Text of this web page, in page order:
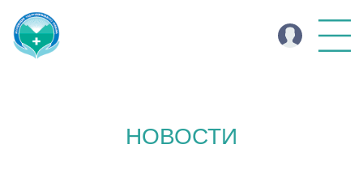
НОВОСТИ